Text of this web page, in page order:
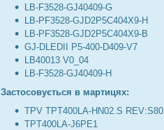
LB-F3528-GJ40409-G
LB-PF3528-GJD2P5C404X9-H
LB-PF3528-GJD2P5C404X9-B
GJ-DLEDII P5-400-D409-V7
LB40013 V0_04
LB-F3528-GJ40409-H
Застосовується в мартицях:
TPV TPT400LA-HN02.S
TPT400LA-J6PE1